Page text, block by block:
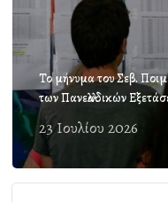
Το μήνυμα του Σεβ.
των Πανελλαδικών
23 Ιουλίου 2026